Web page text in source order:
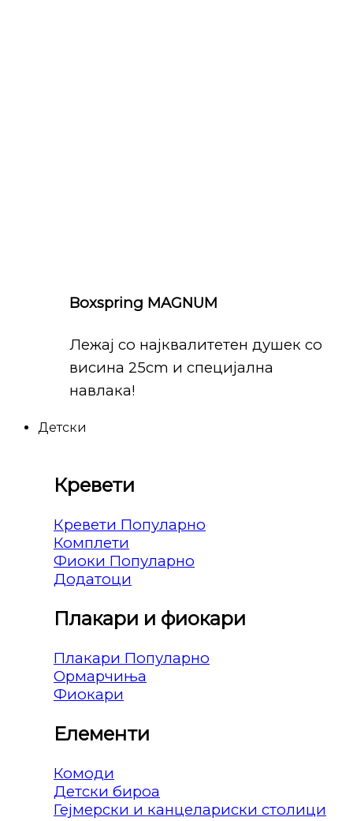
Boxspring MAGNUM
Лежај со најквалитетен душек со
висина 25cm и специјална
навлака!
Детски
Кревети
Кревети
Комплети
Фиоки
Додатоци
Плакари и фиокари
Плакари
Ормарчиња
Фиокари
Елементи
Комоди
Детски бироа
Гејмерски и канцелариски столици